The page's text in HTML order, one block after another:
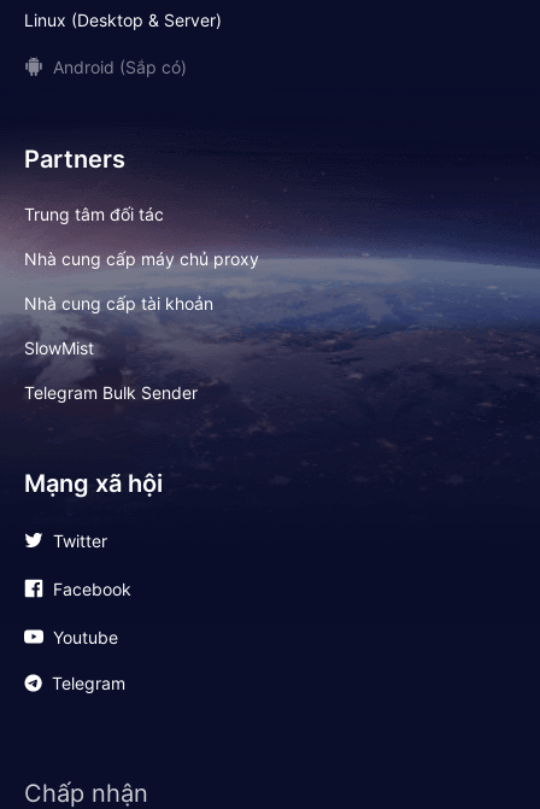
Linux (Desktop & Server)
Android (Sắp có)
Partners
Trung tâm đối tác
Nhà cung cấp máy chủ proxy
Nhà cung cấp tài khoản
SlowMist
Telegram Bulk Sender
Mạng xã hội
Twitter
Facebook
Youtube
Telegram
Chấp nhận